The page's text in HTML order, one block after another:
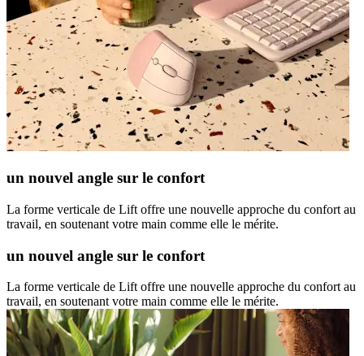
un nouvel angle sur le confort
La forme verticale de Lift offre une nouvelle approche du confort au
travail, en soutenant votre main comme elle le mérite.
un nouvel angle sur le confort
La forme verticale de Lift offre une nouvelle approche du confort au
travail, en soutenant votre main comme elle le mérite.